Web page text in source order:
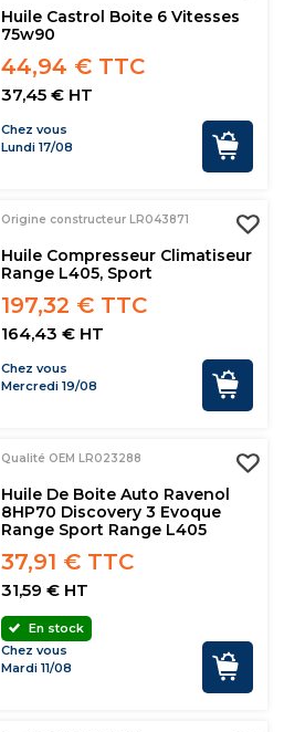
Huile Castrol Boite 6 Vitesses
75w90
44,94 € TTC
37,45 € HT
Chez vous
Lundi 17/08
Origine constructeur LR043871
Huile Compresseur Climatiseur
Range L405, Sport
197,32 € TTC
164,43 € HT
Chez vous
Mercredi 19/08
Qualité OEM LR023288
Huile De Boite Auto Ravenol
8HP70 Discovery 3 Evoque
Range Sport Range L405
37,91 € TTC
31,59 € HT
En stock
Chez vous
Mardi 11/08